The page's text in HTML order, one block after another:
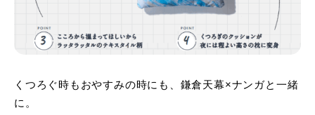
くつろぐ時もおやすみの時にも、鎌倉天幕×ナンガと一緒
に。